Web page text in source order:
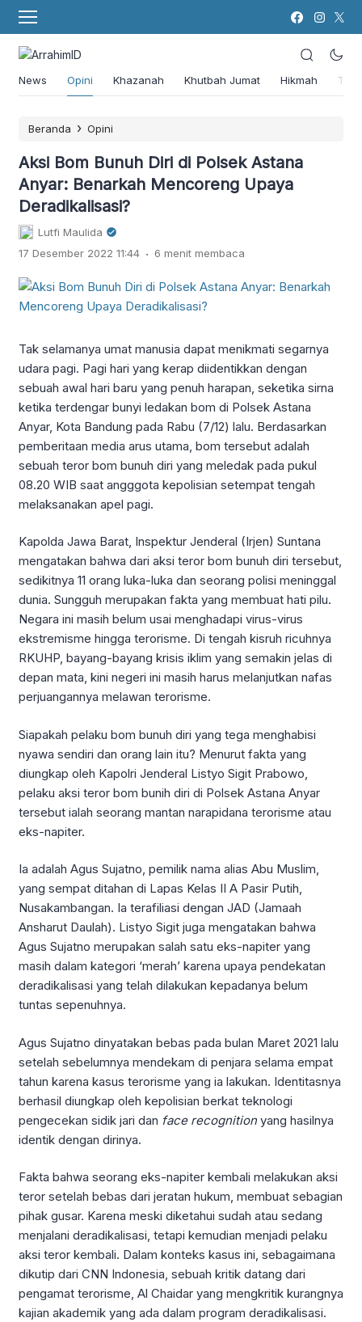
News Opini Khazanah Khutbah Jumat Hikmah
Beranda › Opini
Aksi Bom Bunuh Diri di Polsek Astana
Anyar: Benarkah Mencoreng Upaya
Deradikalisasi?
Lutfi Maulida
17 Desember 2022 11:44 . 6 menit membaca
Tak selamanya umat manusia dapat menikmati segarnya
udara pagi. Pagi hari yang kerap diidentikkan dengan
sebuah awal hari baru yang penuh harapan, seketika sirna
ketika terdengar bunyi ledakan bom di Polsek Astana
Anyar, Kota Bandung pada Rabu (7/12) lalu. Berdasarkan
pemberitaan media arus utama, bom tersebut adalah
sebuah teror bom bunuh diri yang meledak pada pukul
08.20 WIB saat angggota kepolisian setempat tengah
melaksanakan apel pagi.
Kapolda Jawa Barat, Inspektur Jenderal (Irjen) Suntana
mengatakan bahwa dari aksi teror bom bunuh diri tersebut,
sedikitnya 11 orang luka-luka dan seorang polisi meninggal
dunia. Sungguh merupakan fakta yang membuat hati pilu.
Negara ini masih belum usai menghadapi virus-virus
ekstremisme hingga terorisme. Di tengah kisruh ricuhnya
RKUHP, bayang-bayang krisis iklim yang semakin jelas di
depan mata, kini negeri ini masih harus melanjutkan nafas
perjuangannya melawan terorisme.
Siapakah pelaku bom bunuh diri yang tega menghabisi
nyawa sendiri dan orang lain itu? Menurut fakta yang
diungkap oleh Kapolri Jenderal Listyo Sigit Prabowo,
pelaku aksi teror bom bunih diri di Polsek Astana Anyar
tersebut ialah seorang mantan narapidana terorisme atau
eks-napiter.
Ia adalah Agus Sujatno, pemilik nama alias Abu Muslim,
yang sempat ditahan di Lapas Kelas II A Pasir Putih,
Nusakambangan. Ia terafiliasi dengan JAD (Jamaah
Ansharut Daulah). Listyo Sigit juga mengatakan bahwa
Agus Sujatno merupakan salah satu eks-napiter yang
masih dalam kategori ‘merah’ karena upaya pendekatan
deradikalisasi yang telah dilakukan kepadanya belum
tuntas sepenuhnya.
Agus Sujatno dinyatakan bebas pada bulan Maret 2021 lalu
setelah sebelumnya mendekam di penjara selama empat
tahun karena kasus terorisme yang ia lakukan. Identitasnya
berhasil diungkap oleh kepolisian berkat teknologi
pengecekan sidik jari dan face recognitionyang hasilnya
identik dengan dirinya.
Fakta bahwa seorang eks-napiter kembali melakukan aksi
teror setelah bebas dari jeratan hukum, membuat sebagian
pihak gusar. Karena meski diketahui sudah atau sedang
menjalani deradikalisasi, tetapi kemudian menjadi pelaku
aksi teror kembali. Dalam konteks kasus ini, sebagaimana
dikutip dari CNN Indonesia, sebuah kritik datang dari
pengamat terorisme, Al Chaidar yang mengkritik kurangnya
kajian akademik yang ada dalam program deradikalisasi.